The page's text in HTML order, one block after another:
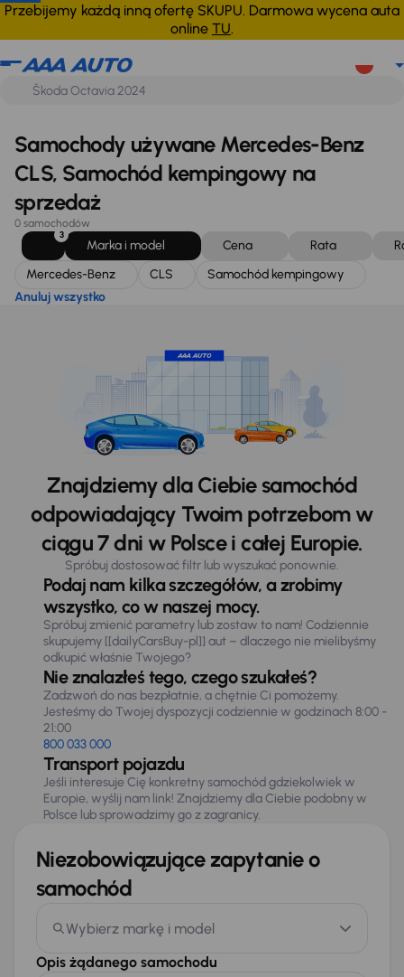
Przebijemy każdą inną ofertę SKUPU. Darmowa wycena auta
online TU.
Mercedes-Benz CLS Samochód kempingowyAnuluj wszystko
Samochody używane Mercedes-Benz
CLS, Samochód kempingowy na
sprzedaż
0 samochodów
3
Marka i model Cena Rata
Mercedes-Benz
CLS
Samochód kempingowy
Anuluj wszystko
Znajdziemy dla Ciebie samochód
odpowiadający Twoim potrzebom w
ciągu 7 dni w Polsce i całej Europie.
Spróbuj dostosować filtr lub wyszukać ponownie.
Podaj nam kilka szczegółów, a zrobimy
wszystko, co w naszej mocy.
Spróbuj zmienić parametry lub zostaw to nam! Codziennie
skupujemy [[dailyCarsBuy-pl]] aut – dlaczego nie mielibyśmy
odkupić właśnie Twojego?
Nie znalazłeś tego, czego szukałeś?
Zadzwoń do nas bezpłatnie, a chętnie Ci pomożemy.
Jesteśmy do Twojej dyspozycji codziennie w godzinach 8:00 -
21:00
800 033 000
Transport pojazdu
Jeśli interesuje Cię konkretny samochód gdziekolwiek w
Europie, wyślij nam link! Znajdziemy dla Ciebie podobny w
Polsce lub sprowadzimy go z zagranicy.
Niezobowiązujące zapytanie o
samochód
Wybierz markę i model
Opis żądanego samochodu